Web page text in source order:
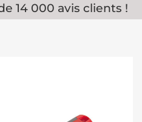
de 14 000 avis clients !